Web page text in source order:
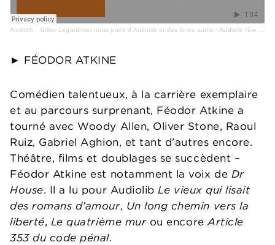
Audiolib · Gilles Legardinier nous parle d'Audiolib et des livres audio - Audiolib fête ses 10 ans
► FÉODOR ATKINE
Comédien talentueux, à la carrière exemplaire
et au parcours surprenant, Féodor Atkine a
tourné avec Woody Allen, Oliver Stone, Raoul
Ruiz, Gabriel Aghion, et tant d’autres encore.
Théâtre, films et doublages se succèdent –
Féodor Atkine est notamment la voix de Dr
House. Il a lu pour AudiolibLe vieux qui lisait
des romans d’amour, Un long chemin vers la
liberté, Le quatrième murou encoreArticle
353 du code pénal.